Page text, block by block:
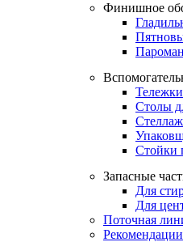
Финишное
Столы
Стойки
Запасные
Для
Для
Поточная